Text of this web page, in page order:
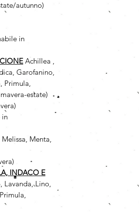
autunno)
in
Achillea ,
Garofanino,
Primula,
estate)
in
Menta,
INDACO E
Lavanda, Lino,